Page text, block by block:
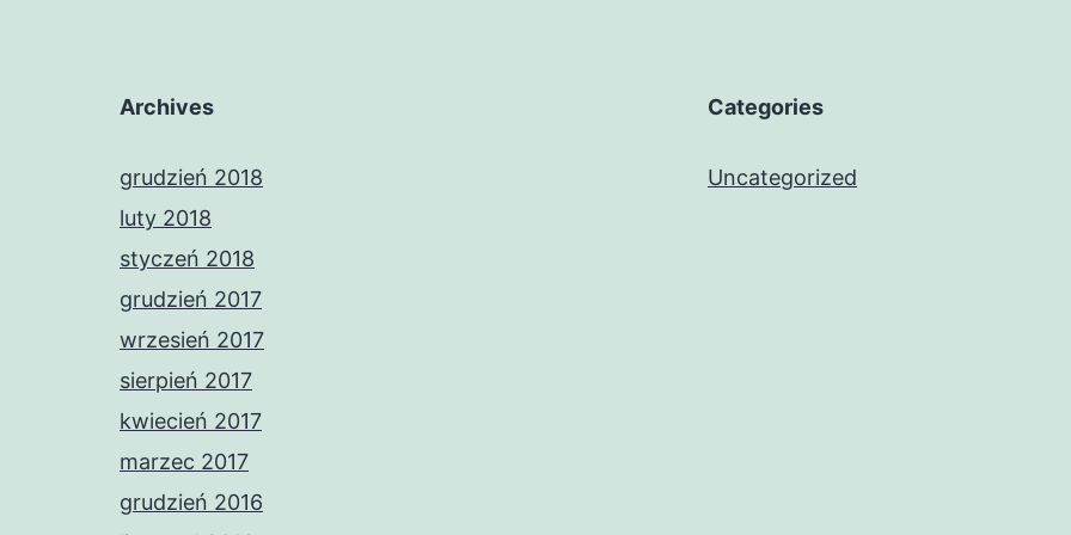
Archives
grudzień 2018
luty 2018
styczeń 2018
grudzień 2017
wrzesień 2017
sierpień 2017
kwiecień 2017
marzec 2017
grudzień 2016
Categories
Uncategorized